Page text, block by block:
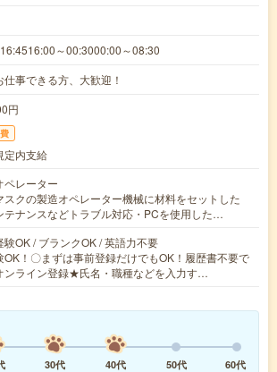
～00:3000:00～08:30
仕事できる方、大歓迎！
円
定内支給
ペレーター
スクの製造オペレーター機械に材料をセットした
テナンスなどトラブル対応・PCを使用した…
験OK / ブランクOK / 英語力不要
！〇まずは事前登録だけでもOK！履歴書不要で
ンライン登録★氏名・職種などを入力す…
30代 40代 50代 60代